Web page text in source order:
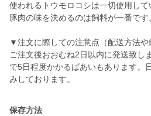
使われるトウモロコシは一切使用して
豚肉の味を決めるのは飼料が一番です
▼注文に際しての注意点（配送方法や
ご注文後おおむね2日以内に発送致し
で5日程度かかるばあいもあります。
みしております。
保存方法